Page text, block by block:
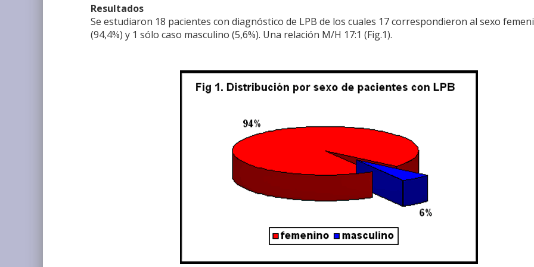
Resultados
Se estudiaron 18 pacientes con diagnóstico de LPB de los cuales 17 correspondieron al sexo
(94,4%) y 1 sólo caso masculino (5,6%). Una relación M/H 17:1 (Fig.1).